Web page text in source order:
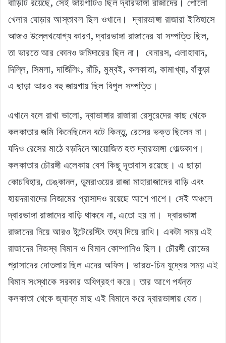
খেলার ঘোড়ার আস্তাবল ছিল ওখানে। দ্বারভাঙ্গা রাজারা ইতিহাসে
আজও উল্লেখযোগ্য কারণ, দ্বারভাঙ্গা রাজাদের যা সম্পত্তি ছিল,
তা ভারতে আর কোনও জমিদারের ছিল না। বেনারস, এলাহাবাদ,
দিল্লি, সিমলা, দার্জিলিং, রাঁচি, মুম্বই, কলকাতা, কামাখ্যা, বাঁকুড়া
এ ছাড়া আরও বহু জায়গায় ছিল বিপুল সম্পত্তি।
এখানে বলে রাখা ভালো, দ্বাভাঙ্গার রাজারা রেসুরেদের কাছ থেকে
কলকাতার জমি কিনেছিলেন বটে কিন্তু, রেসের ভক্ত ছিলেন না।
যদিও রেসের মাঠে বড়দিনে আয়োজিত হত দ্বারভাঙ্গা গোল্ডকাপ।
কলকাতার চৌরঙ্গী এলেকায় বেশ কিছু দূতাবাস রয়েছে। এ ছাড়া
কোচবিহার, ঢেঙ্কানল, ডুমরাওয়ের রাজা মাহারাজাদের বাড়ি এবং
হায়দরাবাদের নিজামের প্রাসাদও রয়েছে আশে পাশে। সেই অঞ্চলে
দ্বারভাঙ্গা রাজাদের বাড়ি থাকবে না, এতো হয় না। দ্বারভাঙ্গা
রাজাদের নিয়ে আরও ইন্টেরেস্টিং তথ্য দিয়ে রাখি। একটা সময় এই
রাজাদের নিজস্ব বিমান ও বিমান কোম্পানিও ছিল। চৌরঙ্গী রোডের
প্রাসাদের দোতলায় ছিল এদের অফিস। ভারত-চিন যুদ্ধের সময় এই
বিমান সংস্থাকে সরকার অধিগ্রহণ করে। তার আগে পর্যন্ত
কলকাতা থেকে জ্যান্ত মাছ এই বিমানে করে দ্বারভাঙ্গায় যেত।